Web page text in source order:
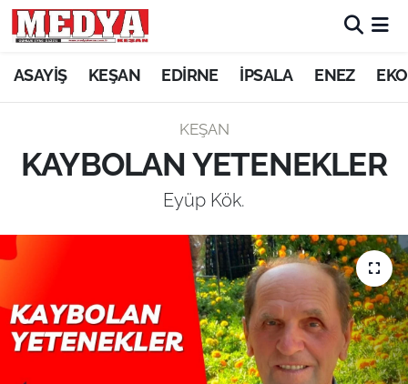
ASAYİŞ KEŞAN EDİRNE İPSALA ENEZ
KEŞAN
KAYBOLAN YETENEKLER
Eyüp Kök.
KEŞAN
ASAYİŞ
EKONOMİ
SAĞLIK